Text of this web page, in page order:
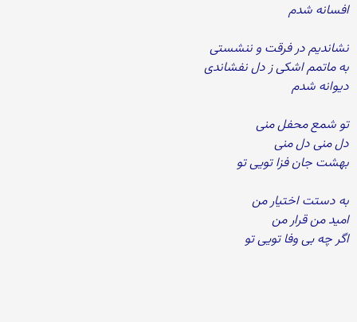
افسانه شدم
نشاندیم در فرقت و ننشستی
به ماتمم اشکی ز دل نفشاندی
دیوانه شدم
تو شمع محفل منی
دل منی دل منی
بهشت جان فزا تویی تو
به دستت اختیار من
امید من قرار من
اگر چه بی وفا تویی تو